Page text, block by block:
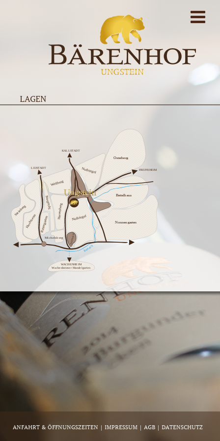
LAGEN
ANFAHRT & ÖFFNUNGSZEITEN IMPRESSUM AGB DATENSCHUTZ